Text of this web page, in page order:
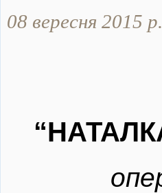
08 вересня 2015 р.